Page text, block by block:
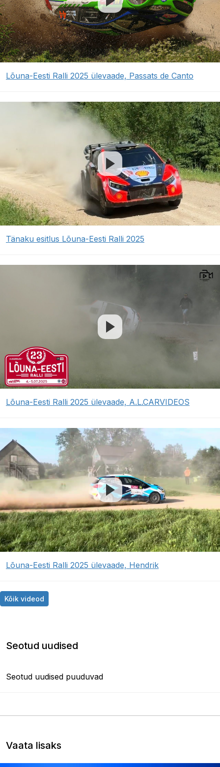
Lõuna-Eesti Ralli 2025 ülevaade, Passats de Canto
Tänaku esitlus Lõuna-Eesti Ralli 2025
Lõuna-Eesti Ralli 2025 ülevaade, A.L.CARVIDEOS
Lõuna-Eesti Ralli 2025 ülevaade, Hendrik
Kõik videod
Seotud uudised
Seotud uudised puuduvad
Vaata lisaks